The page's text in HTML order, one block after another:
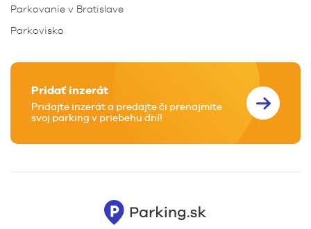
Parkovanie v Bratislave
Parkovisko
Pridať inzerát
Pridajte inzerát a predajte či prenajmite
svoj parking v priebehu dní!